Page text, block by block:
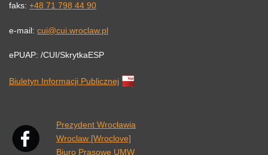
faks: +48 71 798 44 90
e-mail: cui@cui.wroclaw.pl
ePUAP: /CUI/SkrytkaESP
Biuletyn Informacji Publicznej
Prezydent Wrocławia
Wroclaw [Wroclove]
Biuro Prasowe UMW